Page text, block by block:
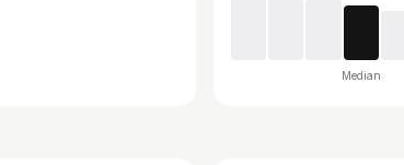
Median